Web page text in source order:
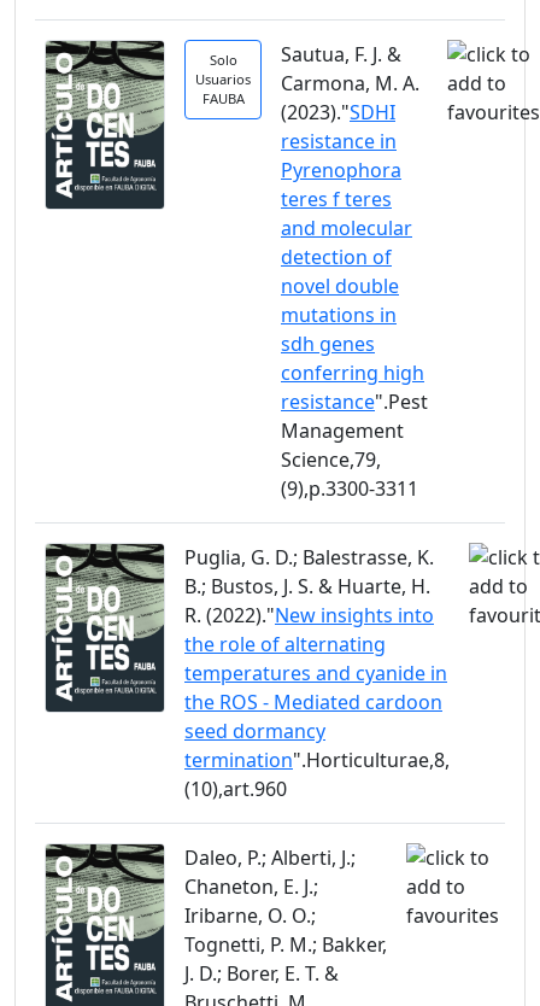
Solo
Usuarios
FAUBA
Sautua, F. J. &
Carmona, M. A.
(2023)."SDHI
resistance in
Pyrenophora
teres f teres
and molecular
detection of
novel double
mutations in
sdh genes
conferring high
resistance".Pest
Management
Science,79,
(9),p.3300-3311
Puglia, G. D.; Balestrasse, K.
B.; Bustos, J. S. & Huarte, H.
R. (2022)."New insights into
the role of alternating
temperatures and cyanide in
the ROS - Mediated cardoon
seed dormancy
termination".Horticulturae,8,
(10),art.960
Daleo, P.; Alberti, J.;
Chaneton, E. J.;
Iribarne, O. O.;
Tognetti, P. M.; Bakker,
J. D.; Borer, E. T. &